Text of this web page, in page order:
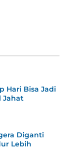
Hari Bisa Jadi
Jahat
Diganti
Lebih